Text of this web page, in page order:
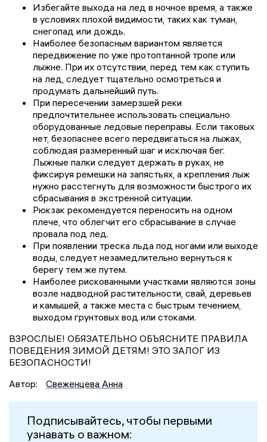
Избегайте выхода на лед в ночное время, а также
в условиях плохой видимости, таких как туман,
снегопад или дождь.
Наиболее безопасным вариантом является
передвижение по уже протоптанной тропе или
лыжне. При их отсутствии, перед тем как ступить
на лед, следует тщательно осмотреться и
продумать дальнейший путь.
При пересечении замерзшей реки
предпочтительнее использовать специально
оборудованные ледовые переправы. Если таковых
нет, безопаснее всего передвигаться на лыжах,
соблюдая размеренный шаг и исключая бег.
Лыжные палки следует держать в руках, не
фиксируя ремешки на запястьях, а крепления лыж
нужно расстегнуть для возможности быстрого их
сбрасывания в экстренной ситуации.
Рюкзак рекомендуется переносить на одном
плече, что облегчит его сбрасывание в случае
провала под лед.
При появлении треска льда под ногами или выходе
воды, следует незамедлительно вернуться к
берегу тем же путем.
Наиболее рискованными участками являются зоны
возле надводной растительности, свай, деревьев
и камышей, а также места с быстрым течением,
выходом грунтовых вод или стоками.
ВЗРОСЛЫЕ! ОБЯЗАТЕЛЬНО ОБЪЯСНИТЕ ПРАВИЛА
ПОВЕДЕНИЯ ЗИМОЙ ДЕТЯМ! ЭТО ЗАЛОГ ИЗ
БЕЗОПАСНОСТИ!
Автор:
Свеженцева Анна
Подписывайтесь, чтобы первыми
узнавать о важном: